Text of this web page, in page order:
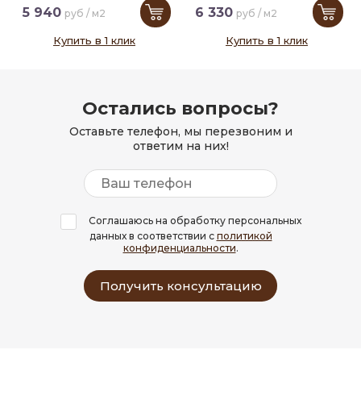
5 940 руб / м2
Купить в 1 клик
6 330 руб / м2
Купить в 1 клик
Остались вопросы?
Оставьте телефон, мы перезвоним и
ответим на них!
Соглашаюсь на обработку персональных
данных в соответствии с политикой
конфиденциальности.
Получить консультацию